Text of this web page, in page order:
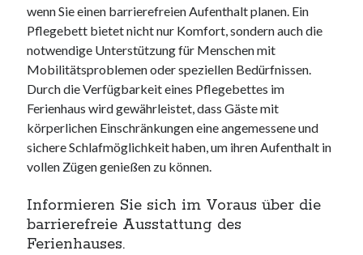
wenn Sie einen barrierefreien Aufenthalt planen. Ein
Pflegebett bietet nicht nur Komfort, sondern auch die
notwendige Unterstützung für Menschen mit
Mobilitätsproblemen oder speziellen Bedürfnissen.
Durch die Verfügbarkeit eines Pflegebettes im
Ferienhaus wird gewährleistet, dass Gäste mit
körperlichen Einschränkungen eine angemessene und
sichere Schlafmöglichkeit haben, um ihren Aufenthalt in
vollen Zügen genießen zu können.
Informieren Sie sich im Voraus über die
barrierefreie Ausstattung des
Ferienhauses.